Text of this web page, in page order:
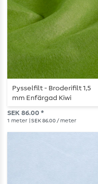
Pysselfilt - Broderifilt 1,5
mm Enfärgad Kiwi
SEK 86.00 *
1 meter | SEK 86.00 / meter